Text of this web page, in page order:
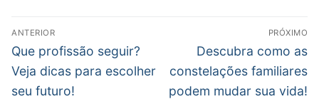
Navegação
de
Post
ANTERIOR
Post
anterior:
Que profissão seguir?
Veja dicas para escolher
seu futuro!
PRÓXIMO
Próximo
post:
Descubra como as
constelações familiares
podem mudar sua vida!